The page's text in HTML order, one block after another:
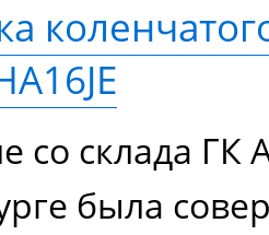
со склада ГК
была